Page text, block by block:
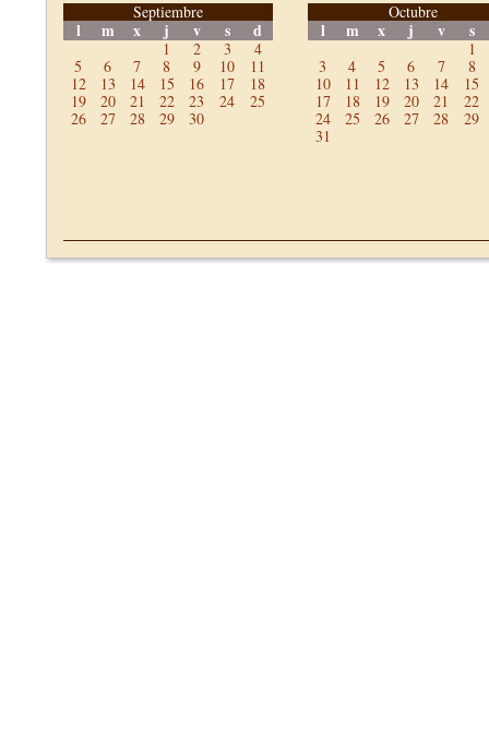
Septiembre
l m x j v s d
1 2 3
4
5
6 7 8 9 10
11
12
13 14 15 16 17
18
19
20 21 22 23 24
25
26
27 28 29 30
Octubre
l m x j v s
1
3
4 5 6 7
8
10
11 12 13 14
15
17
18 19 20 21
22
24
25 26 27 28
29
31